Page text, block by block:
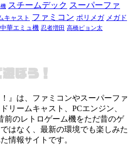
スチームデック スーパーファ
キャスト ファミコン ポリメガ メガド
中華エミュ機 忍者増田 高橋ピョン太
』は、ファミコンやスーパーファ
リームキャスト、PCエンジン、
前のレトロゲーム機をただ昔のゲ
はなく、最新の環境でも楽しみた
情報サイトです。